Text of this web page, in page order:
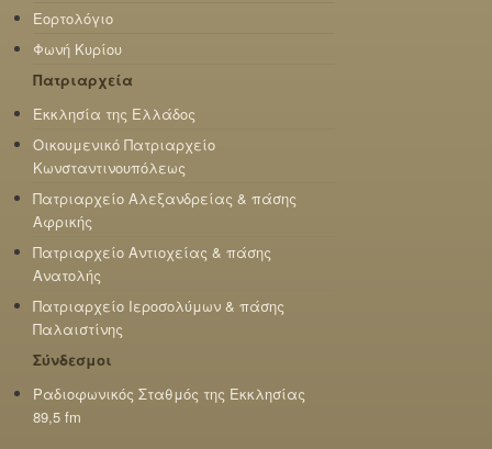
Εορτολόγιο
Φωνή Κυρίου
Πατριαρχεία
Εκκλησία της Ελλάδος
Οικουμενικό Πατριαρχείο
Κωνσταντινουπόλεως
Πατριαρχείο Αλεξανδρείας & πάσης
Αφρικής
Πατριαρχείο Αντιοχείας & πάσης
Ανατολής
Πατριαρχείο Ιεροσολύμων & πάσης
Παλαιστίνης
Σύνδεσμοι
Ραδιοφωνικός Σταθμός της Εκκλησίας
89,5 fm